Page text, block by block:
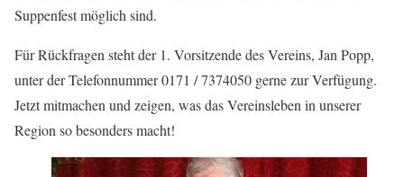
Suppenfest möglich sind.
Für Rückfragen steht der 1. Vorsitzende des Vereins, Jan Popp,
unter der Telefonnummer 0171 / 7374050 gerne zur Verfügung.
Jetzt mitmachen und zeigen, was das Vereinsleben in unserer
Region so besonders macht!